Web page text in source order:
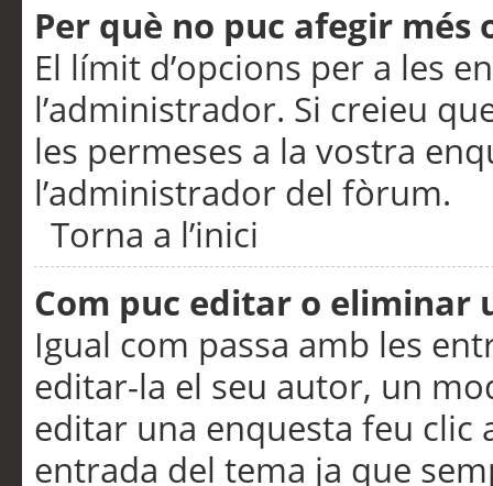
Per què no puc afegir més
El límit d’opcions per a les
l’administrador. Si creieu
les permeses a la vostra
l’administrador del fòrum.
Torna a l’inici
Com puc editar o eliminar
Igual com passa amb les
editar-la el seu autor, un
editar una enquesta feu clic
entrada del tema ja que